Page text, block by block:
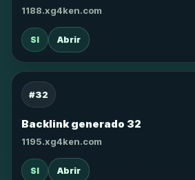
1188.xg4ken.com
SI Abrir
#32
Backlink generado 32
1195.xg4ken.com
SI Abrir